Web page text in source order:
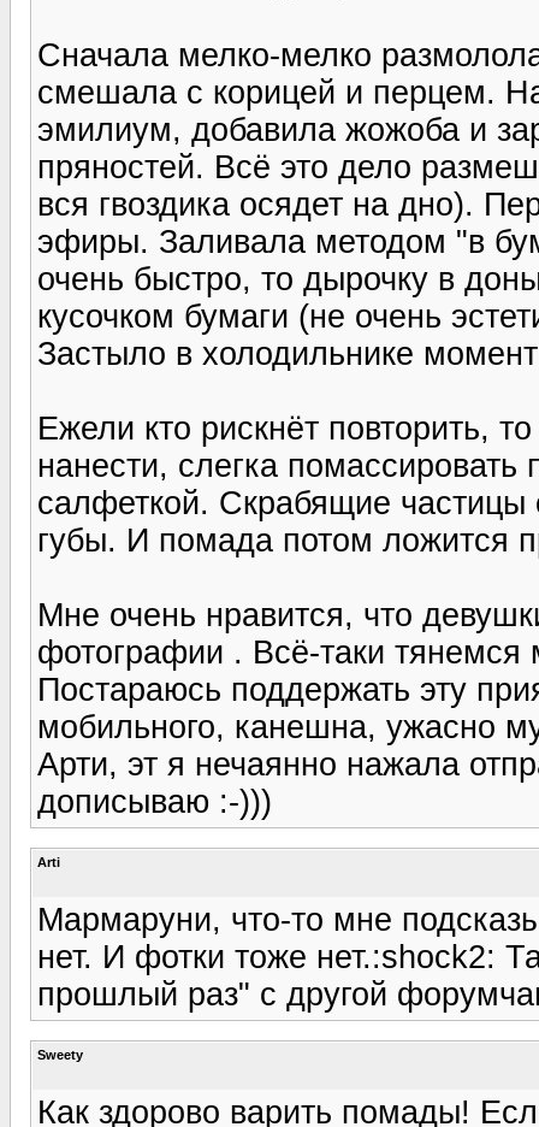
Сначала мелко-мелко
смешала с корицей и перцем.
эмилиум, добавила жожоба и
пряностей. Всё это дело
вся гвоздика осядет на дно).
эфиры. Заливала методом "в
очень быстро, то дырочку в
кусочком бумаги (не очень
Застыло в холодильнике
Ежели кто рискнёт повторить,
нанести, слегка
салфеткой. Скрабящие частицы
губы. И помада потом ложится
Мне очень нравится, что
фотографии . Всё-таки
Постараюсь поддержать эту
мобильного, канешна, ужасно
Арти, эт я нечаянно нажала
дописываю :-)))
Arti
Мармаруни, что-то мне
нет. И фотки тоже нет.:shock2:
прошлый раз" с другой
Sweety
Как здорово варить помады!